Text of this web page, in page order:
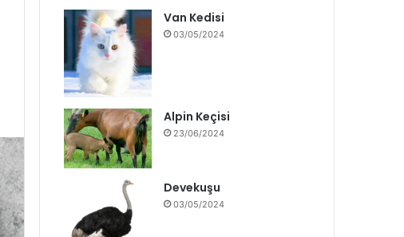
Van Kedisi
03/05/2024
Alpin Keçisi
23/06/2024
Devekuşu
03/05/2024